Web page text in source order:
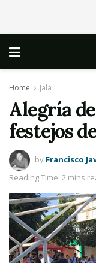
Home Jala
Alegría
festejos
by Francisco
Reading Time: 2 mins